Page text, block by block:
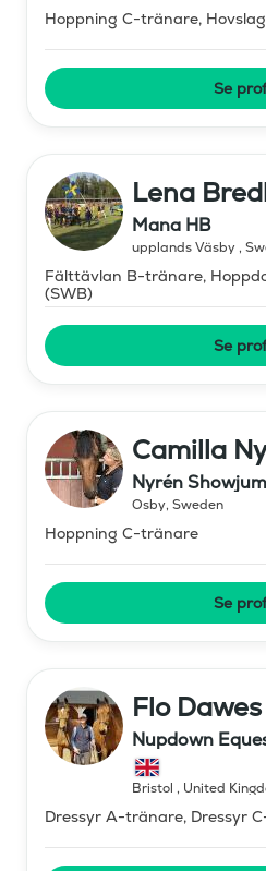
Hoppning C-tränare,
Se
Lena
Mana HB
upplands Väsby,
Fälttävlan B-tränare,
(SWB)
Se
Camilla
Nyrén
Osby, Sweden
Hoppning C-tränare
Se
Flo Dawes
Nupdown
Bristol , United
Dressyr A-tränare, Dressyr